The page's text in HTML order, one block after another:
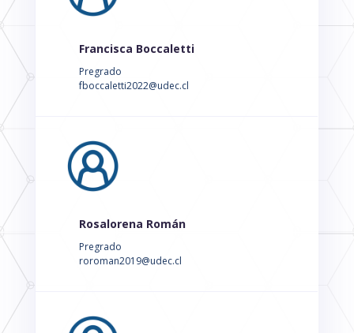
Francisca Boccaletti
Pregrado
fboccaletti2022@udec.cl
Rosalorena Román
Pregrado
roroman2019@udec.cl